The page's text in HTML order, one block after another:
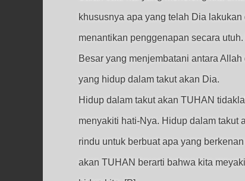
khususnya apa yang telah Dia
menantikan penggenapan secara
Besar yang menjembatani antara
yang hidup dalam takut akan Dia.
Hidup dalam takut akan TUHAN
menyakiti hati-Nya. Hidup dalam takut
rindu untuk berbuat apa yang
akan TUHAN berarti bahwa kita